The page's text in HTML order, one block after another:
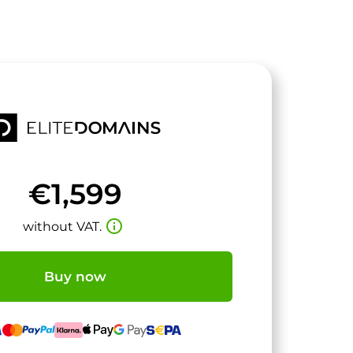
€1,599
without VAT. info_outline
Buy now